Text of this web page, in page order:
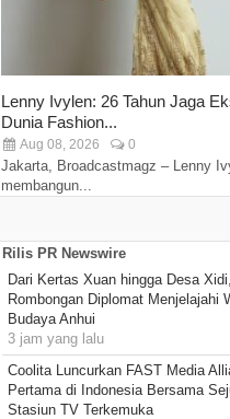
Lenny Ivylen: 26 Tahun Jaga
Dunia Fashion...
Aug 08, 2026 0
Jakarta, Broadcastmagz – Lenny
membangun...
Rilis PR Newswire
Dari Kertas Xuan hingga Desa Xidi,
Rombongan Diplomat Menjelajahi
Budaya Anhui
3 jam yang lalu
Coolita Luncurkan FAST Media
Pertama di Indonesia Bersama
Stasiun TV Terkemuka